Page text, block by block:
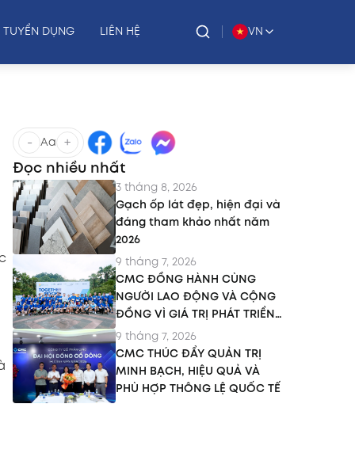
TUYỂN DỤNG LIÊN HỆ VN
- Aa +
Đọc nhiều nhất
3 tháng 8, 2026
Gạch ốp lát đẹp, hiện đại và
đáng tham khảo nhất năm
2026
9 tháng 7, 2026
CMC ĐỒNG HÀNH CÙNG
NGƯỜI LAO ĐỘNG VÀ CỘNG
ĐỒNG VÌ GIÁ TRỊ PHÁT TRIỂN
BỀN VỮNG
9 tháng 7, 2026
CMC THÚC ĐẨY QUẢN TRỊ
MINH BẠCH, HIỆU QUẢ VÀ
PHÙ HỢP THÔNG LỆ QUỐC TẾ